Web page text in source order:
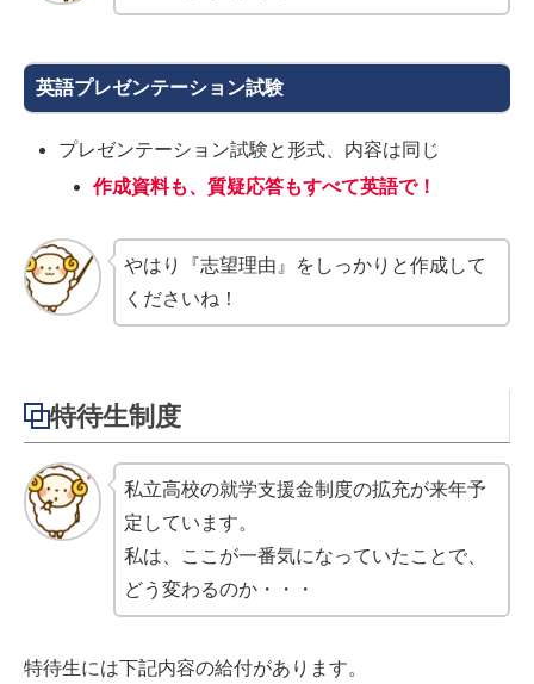
英語プレゼンテーション試験
プレゼンテーション試験と形式、内容は同じ
作成資料も、質疑応答もすべて英語で！
やはり『志望理由』をしっかりと作成して
くださいね！
特待生制度
私立高校の就学支援金制度の拡充が来年予
定しています。
私は、ここが一番気になっていたことで、
どう変わるのか・・・
特待生には下記内容の給付があります。